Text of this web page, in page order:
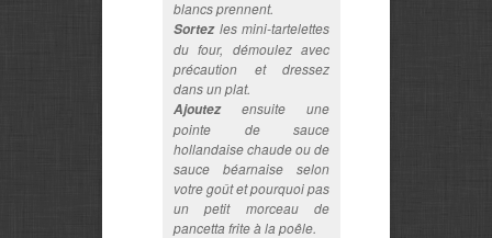
blancs prennent.
Sortezles mini-tartelettes
du four, démoulez avec
précaution et dressez
dans un plat.
Ajoutezensuite une
pointe de sauce
hollandaise chaude ou de
sauce béarnaise selon
votre goût et pourquoi pas
un petit morceau de
pancetta frite à la poêle.